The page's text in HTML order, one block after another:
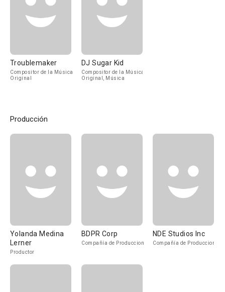
Troublemaker
Compositor de la Música
Original
DJ Sugar Kid
Compositor de la Música
Original, Música
Producción
Yolanda Medina
Lerner
Productor
BDPR Corp
Compañía de Produccion
NDE Studios Inc
Compañía de Produccion